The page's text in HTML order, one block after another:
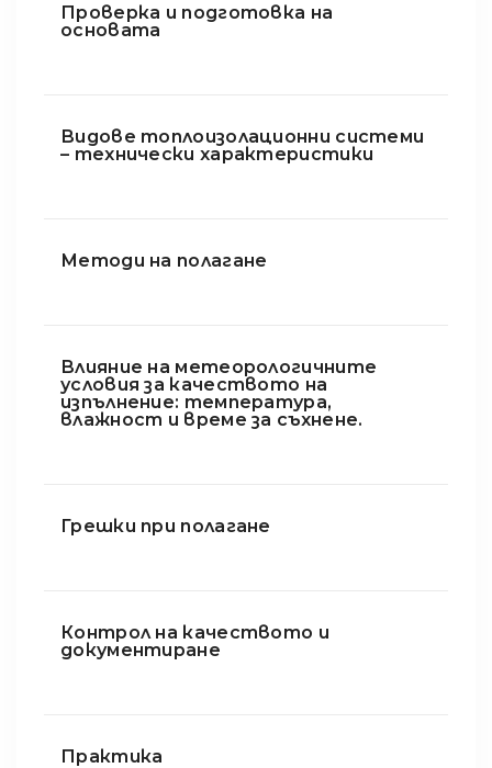
Проверка и подготовка на
основата
Видове топлоизолационни системи
– технически характеристики
Методи на полагане
Влияние на метеорологичните
условия за качеството на
изпълнение: температура,
влажност и време за съхнене.
Грешки при полагане
Контрол на качеството и
документиране
Практика